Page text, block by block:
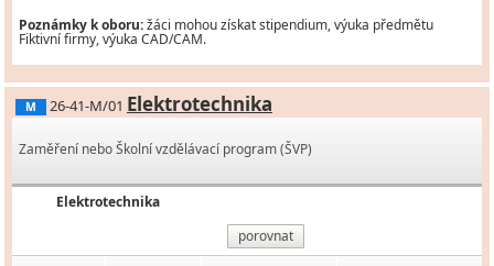
Poznámky k oboru:žáci mohou získat stipendium, výuka předmětu
Fiktivní firmy, výuka CAD/CAM.
M 26-41-M/01 Elektrotechnika
Zaměření nebo Školní vzdělávací program (ŠVP)
Elektrotechnika
porovnat